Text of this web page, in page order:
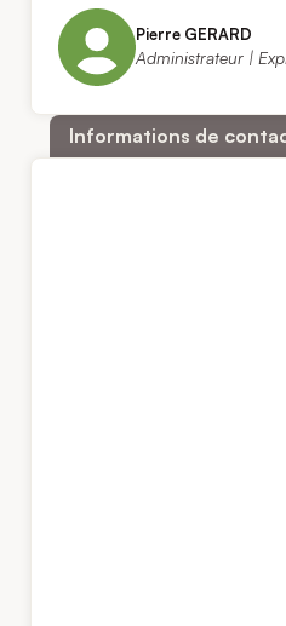
Pierre GERARD
Administrateur |
Informations de